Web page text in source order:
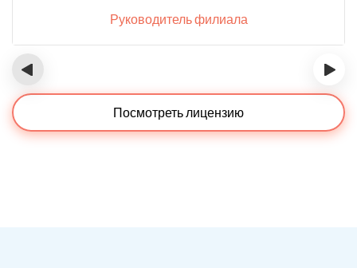
Руководитель филиала
‹ ›
Посмотреть лицензию